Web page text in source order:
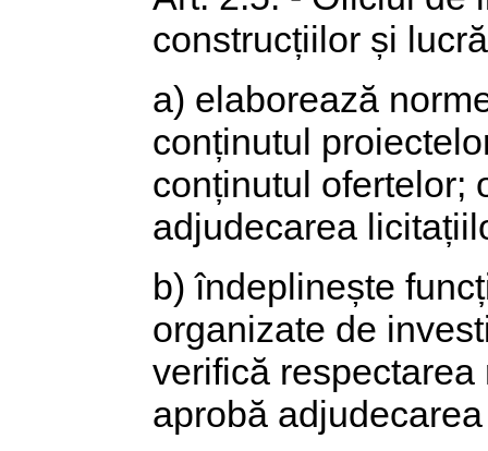
construcțiilor și
a) elaborează
conținutul
conținutul ofertelor;
adjudecarea
b) îndeplinește
organizate de
verifică
aprobă